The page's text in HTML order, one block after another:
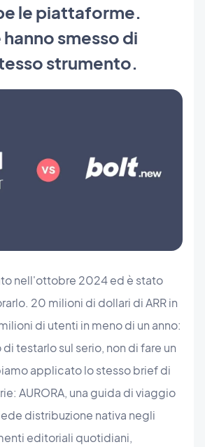
le piattaforme.
smesso di
strumento.
nell'ottobre 2024 ed è stato
20 milioni di dollari di ARR in
di utenti in meno di un anno:
testarlo sul serio, non di fare un
applicato lo stesso brief di
AURORA, una guida di viaggio
distribuzione nativa negli
editoriali quotidiani,